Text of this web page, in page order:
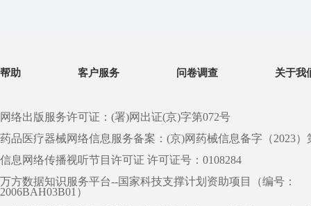
帮助 客户服务 问卷调查 关于我
网络出版服务许可证：(署)网出证(京)字第072号
药品医疗器械网络信息服务备案：(京)网药械信息备字（2023）
信息网络传播视听节目许可证 许可证号：0108284
万方数据知识服务平台--国家科技支撑计划资助项目（编号：
2006BAH03B01）